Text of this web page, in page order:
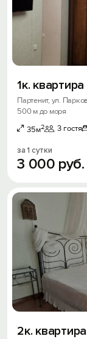
1к.
Партенит, ул.
500 м до моря
35м2 3 гостя
за 1 сутки
3 000 руб.
2к.